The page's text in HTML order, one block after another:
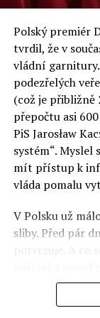
a východní
Otázky spojené
fóru AI zvláště
zahrnovat
panelů,
Budou
inteligence ve
komerčních
výzvy, kterým
technologickým
technologií
umožní
vztahu ke
Polský premiér
tvrdil, že v
vládní
podezřelých
(což je přibližně
přepočtu asi
PiS Jarosław
systém“. Myslel
mít přístup k
vláda pomalu
V Polsku už
sliby. Před pár
potvrzuje. A co
před kamerami
ti poslušně ono